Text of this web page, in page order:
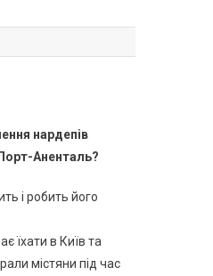
нардепів
Аненталь?
і робить його
їхати в Київ та
містяни під час